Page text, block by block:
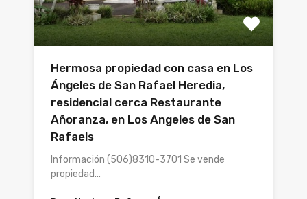
Hermosa propiedad con casa en Los
Ángeles de San Rafael Heredia,
residencial cerca Restaurante
Añoranza, en Los Angeles de San
Rafaels
Información (506)8310-3701 Se vende
propiedad…